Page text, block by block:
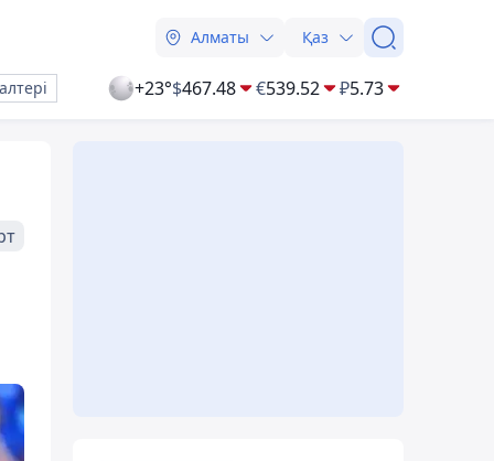
Алматы Қаз
+23°$467.48 €539.52 ₽5.73